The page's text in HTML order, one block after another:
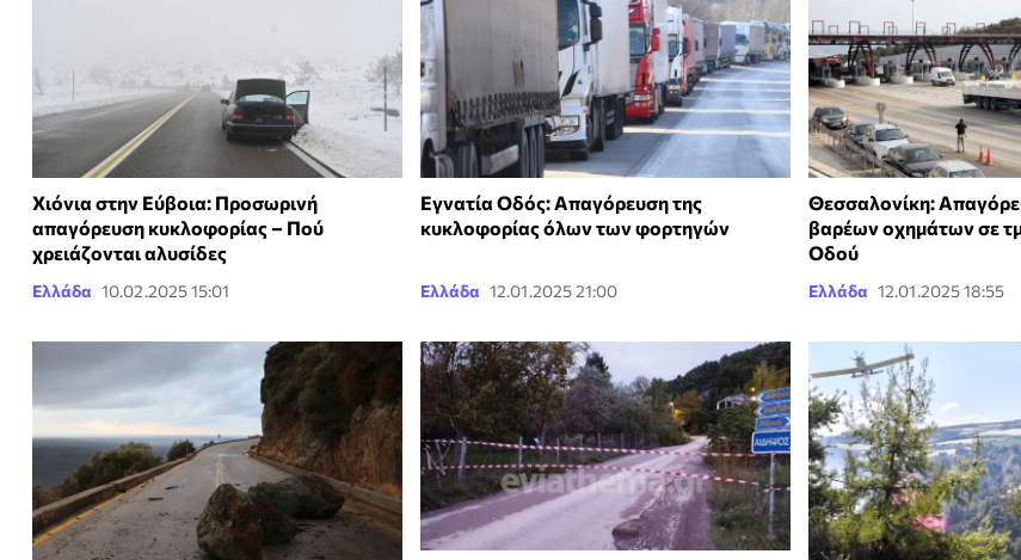
Χιόνια στην Εύβοια: Προσωρινή
απαγόρευση κυκλοφορίας – Πού
χρειάζονται αλυσίδες
Ελλάδα 10.02.2025 15:01
Εγνατία Οδός: Απαγόρευση της
κυκλοφορίας όλων των φορτηγών
Ελλάδα 12.01.2025 21:00
Θεσσαλονίκη:
βαρέων οχημάτων σε
Οδού
Ελλάδα 12.01.2025 18:55